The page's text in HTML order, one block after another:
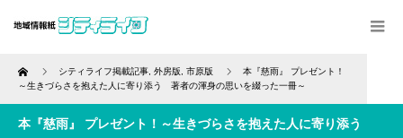
Home シティライフ掲載記事 外房版 市原版
本『慈雨』 プレゼント！
～生きづらさを抱えた人に寄り添う 著者の渾身の思いを綴った一冊～
本『慈雨』 プレゼント！～生きづらさを抱えた人に寄り添う